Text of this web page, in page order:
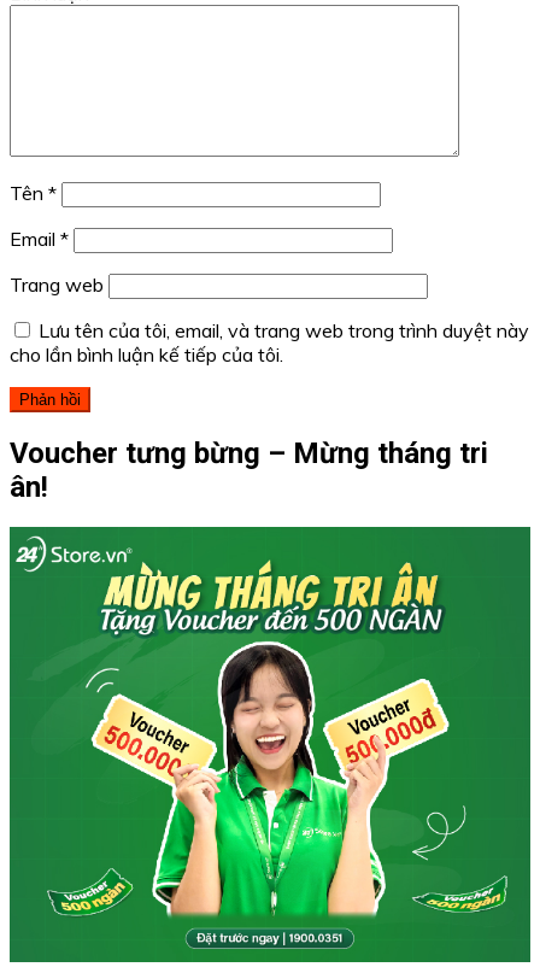
Tên *
Email *
Trang web
Lưu tên của tôi, email, và trang web trong trình duyệt này
cho lần bình luận kế tiếp của tôi.
Voucher tưng bừng – Mừng tháng tri
ân!